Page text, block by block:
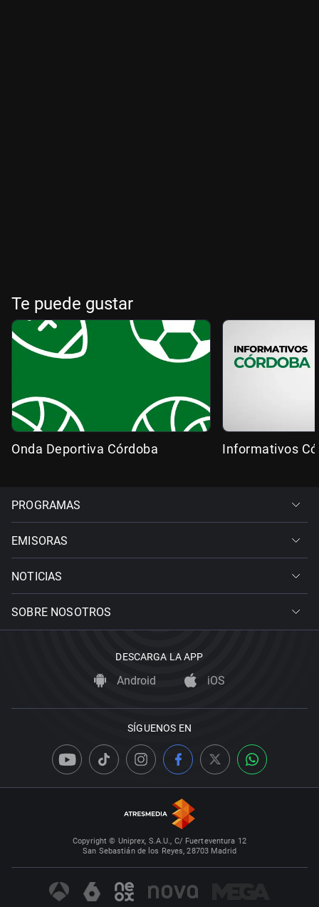
Te puede gustar
Onda Deportiva Córdoba Informativos
PROGRAMAS
EMISORAS
NOTICIAS
SOBRE NOSOTROS
DESCARGA LA APP
Android iOS
SÍGUENOS EN
Copyright © Uniprex, S.A.U., C/ Fuerteventura 12
San Sebastián de los Reyes, 28703 Madrid